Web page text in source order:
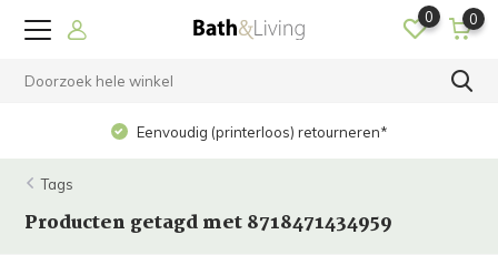
0 0
Eenvoudig (printerloos) retourneren*
Tags
Producten getagd met 8718471434959